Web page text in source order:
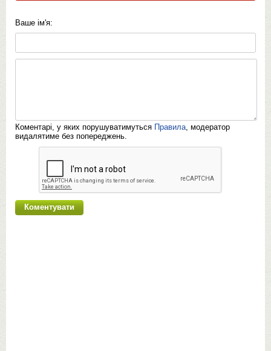
Ваше ім'я:
Коментарі, у яких порушуватимуться Правила , модератор
видалятиме без попереджень.